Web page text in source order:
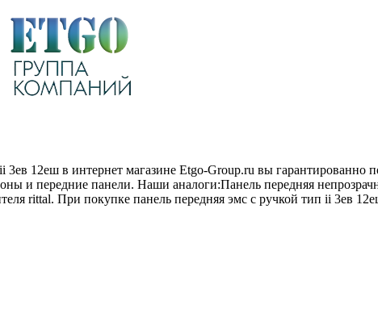
12еш в интернет магазине Etgo-Group.ru вы
и передние панели. Наши аналоги:Панель передняя
rittal. При покупке панель передняя эмс с ручкой тип ii 3ев